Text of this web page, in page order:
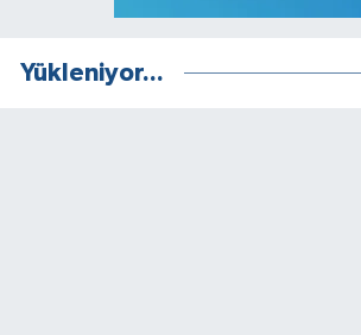
Yükleniyor...